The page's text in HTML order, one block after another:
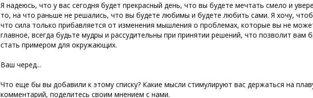
Я надеюсь, что у вас сегодня будет прекрасный день, что вы будете мечтать смело и
то, на что раньше не решались, что вы будете любимы и будете любить сами. Я хочу,
что сила только прибавляется от изменения мышления о проблемах, которые вы не
главное, всегда будьте мудры и рассудительны при принятии решений, что позволит вам
стать примером для окружающих.
Ваш черед...
Что еще бы вы добавили к этому списку? Какие мысли стимулируют вас держаться на
комментарий, поделитесь своим мнением с нами.